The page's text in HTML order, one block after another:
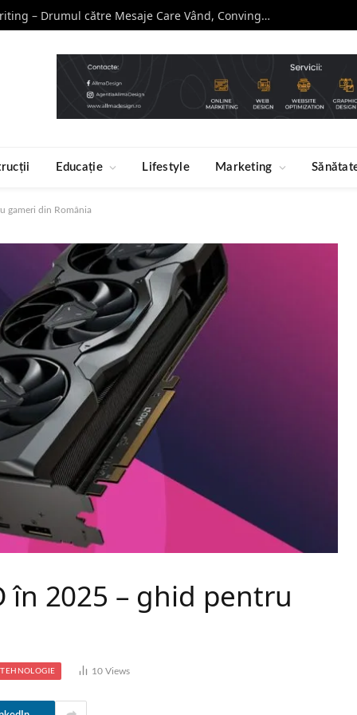
Curs de Copywriting – Drumul către Mesaje Care Vând, Conving și Construiesc Branduri Puternice
Educație Lifestyle Marketing
gameri din România
în 2025 – ghid pentru
TEHNOLOGIE 10Views